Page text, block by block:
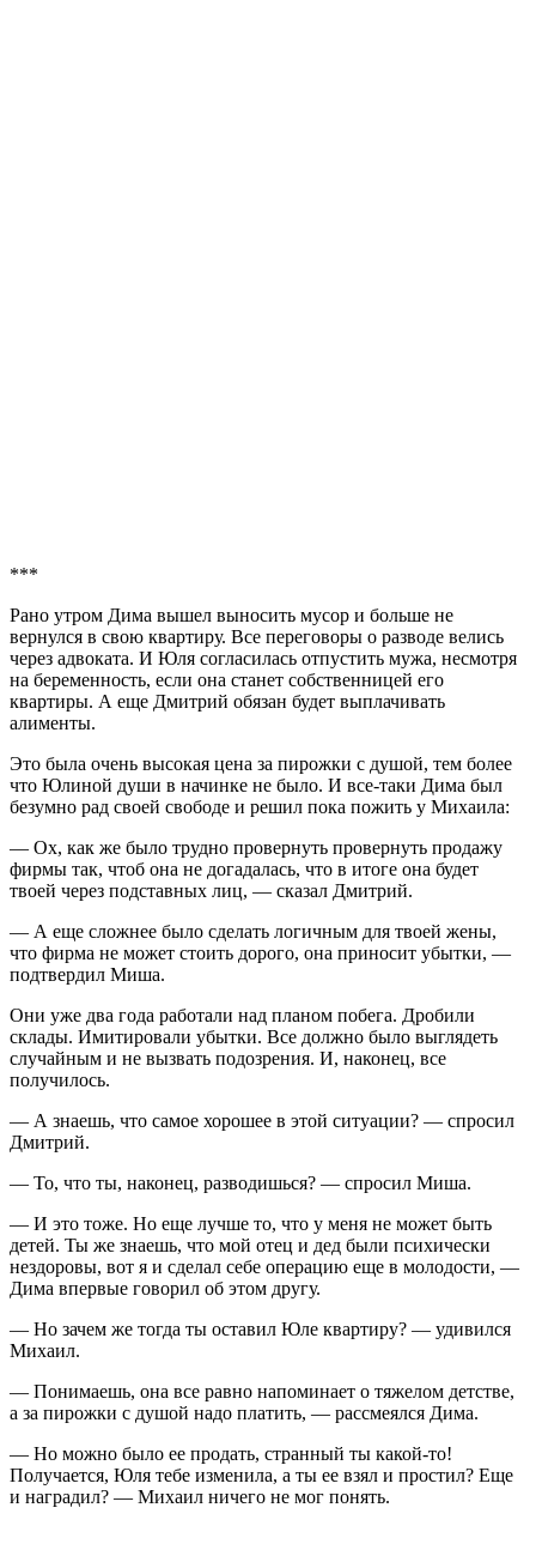
***
Рано утром Дима вышел выносить мусор и больше не
вернулся в свою квартиру. Все переговоры о разводе велись
через адвоката. И Юля согласилась отпустить мужа, несмотря
на беременность, если она станет собственницей его
квартиры. А еще Дмитрий обязан будет выплачивать
алименты.
Это была очень высокая цена за пирожки с душой, тем более
что Юлиной души в начинке не было. И все-таки Дима был
безумно рад своей свободе и решил пока пожить у Михаила:
— Ох, как же было трудно провернуть провернуть продажу
фирмы так, чтоб она не догадалась, что в итоге она будет
твоей через подставных лиц, — сказал Дмитрий.
— А еще сложнее было сделать логичным для твоей жены,
что фирма не может стоить дорого, она приносит убытки, —
подтвердил Миша.
Они уже два года работали над планом побега. Дробили
склады. Имитировали убытки. Все должно было выглядеть
случайным и не вызвать подозрения. И, наконец, все
получилось.
— А знаешь, что самое хорошее в этой ситуации? — спросил
Дмитрий.
— То, что ты, наконец, разводишься? — спросил Миша.
— И это тоже. Но еще лучше то, что у меня не может быть
детей. Ты же знаешь, что мой отец и дед были психически
нездоровы, вот я и сделал себе операцию еще в молодости, —
Дима впервые говорил об этом другу.
— Но зачем же тогда ты оставил Юле квартиру? — удивился
Михаил.
— Понимаешь, она все равно напоминает о тяжелом детстве,
а за пирожки с душой надо платить, — рассмеялся Дима.
— Но можно было ее продать, странный ты какой-то!
Получается, Юля тебе изменила, а ты ее взял и простил? Еще
и наградил? — Михаил ничего не мог понять.